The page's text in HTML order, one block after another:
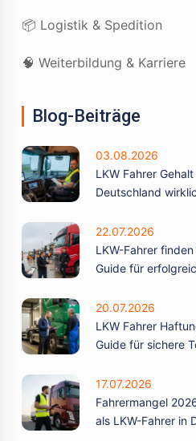
📦 Logistik & Spedition
🧠 Weiterbildung & Karriere
Blog-Beiträge
03.08.2026
LKW Fahrer
Deutschland
22.07.2026
LKW-Fahrer
Guide für
20.07.2026
LKW Fahrer
Guide für sichere
17.07.2026
Fahrermangel
als LKW-Fahrer in